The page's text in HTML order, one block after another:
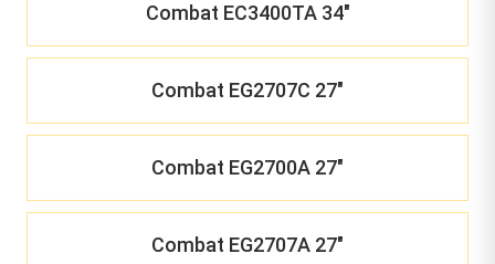
Combat EC3400TA 34"
Combat EG2707C 27"
Combat EG2700A 27"
Combat EG2707A 27"